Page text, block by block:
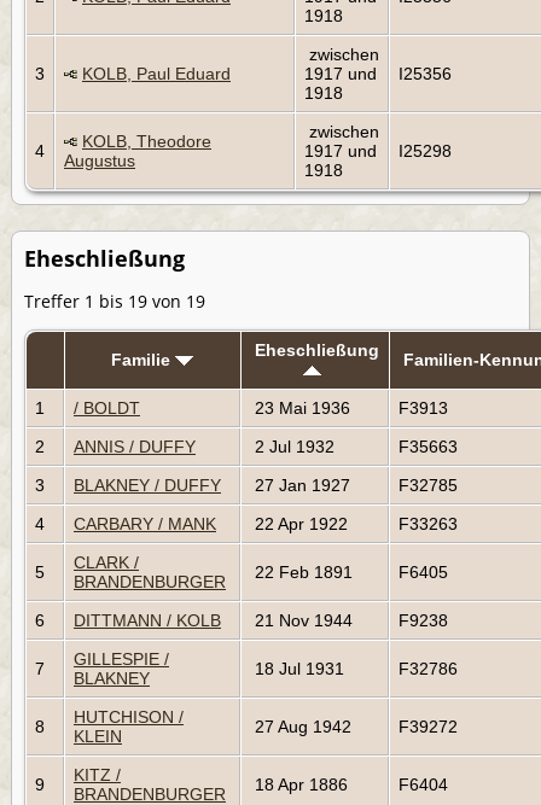
1918
3 KOLB, Paul Eduard
zwischen
1917 und
1918
I25356
4
KOLB, Theodore
Augustus
zwischen
1917 und
1918
I25298
Eheschließung
Treffer 1 bis 19 von 19
Familie Eheschließung Familien-
1 / BOLDT 23 Mai 1936
F3913
2
ANNIS / DUFFY 2 Jul 1932
F35663
3
BLAKNEY / DUFFY 27 Jan 1927
F32785
4
CARBARY / MANK 22 Apr 1922 F33263
5
CLARK /
BRANDENBURGER
22 Feb 1891 F6405
6 DITTMANN / KOLB 21 Nov 1944 F9238
7
GILLESPIE /
BLAKNEY
18 Jul 1931 F32786
8
HUTCHISON /
KLEIN
27 Aug 1942 F39272
9
KITZ /
BRANDENBURGER
18 Apr 1886 F6404